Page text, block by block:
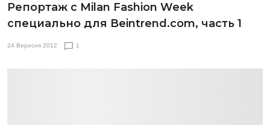
Репортаж с Milan Fashion Week
специально для Beintrend.com, часть 1
24 Вересня 2012 1